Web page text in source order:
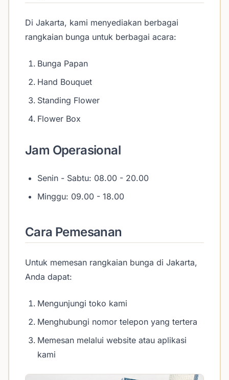
Di Jakarta, kami menyediakan berbagai
rangkaian bunga untuk berbagai acara:
Bunga Papan
Hand Bouquet
Standing Flower
Flower Box
Jam Operasional
Senin - Sabtu: 08.00 - 20.00
Minggu: 09.00 - 18.00
Cara Pemesanan
Untuk memesan rangkaian bunga di Jakarta,
Anda dapat:
Mengunjungi toko kami
Menghubungi nomor telepon yang tertera
Memesan melalui website atau aplikasi
kami